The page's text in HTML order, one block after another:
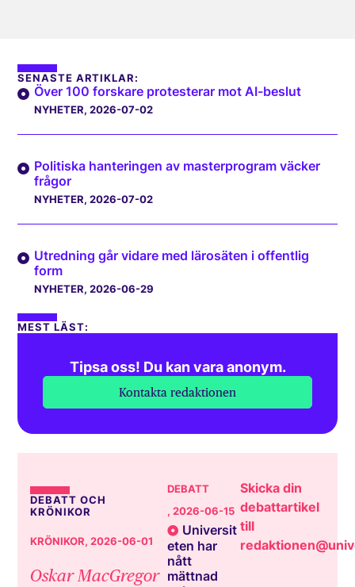
SENASTE ARTIKLAR:
Över 100 forskare protesterar mot AI-beslut
NYHETER, 2026-07-02
Politiska hanteringen av masterprogram väcker
frågor
NYHETER, 2026-07-02
Utredning går vidare med lärosäten i offentlig
form
NYHETER, 2026-06-29
MEST LÄST:
Tipsa oss! Du kan vara anonym.
Kontakta redaktionen
DEBATT OCH
KRÖNIKOR
KRÖNIKOR, 2026-06-01
Oskar MacGregor
DEBATT
, 2026-06-15
Universit
eten har
nått
mättnad
Skicka din
debattartikel
till